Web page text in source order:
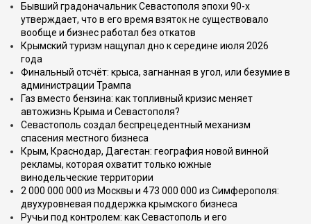
Бывший градоначальник Севастополя эпохи 90-х
утверждает, что в его время взяток не существовало
вообще и бизнес работал без откатов
Крымский туризм нащупал дно к середине июля 2026
года
Финальный отсчёт: крыса, загнанная в угол, или безумие в
администрации Трампа
Газ вместо бензина: как топливный кризис меняет
автожизнь Крыма и Севастополя?
Севастополь создал беспрецедентный механизм
спасения местного бизнеса
Крым, Краснодар, Дагестан: география новой винной
рекламы, которая охватит только южные
винодельческие территории
2 000 000 000 из Москвы и 473 000 000 из Симферополя:
двухуровневая поддержка крымского бизнеса
Ручьи под контролем: как Севастополь и его